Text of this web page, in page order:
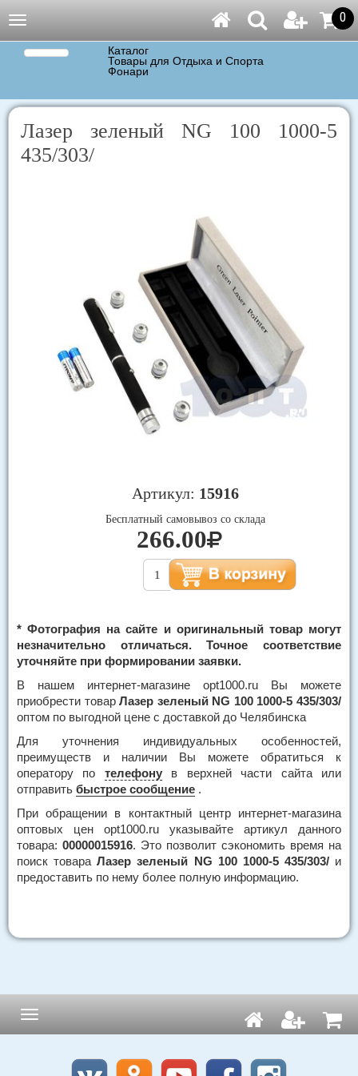
Навигация 0
Каталог
Товары для Отдыха и Спорта
Фонари
Лазер зеленый NG 100 1000-5
435/303/
Артикул: 15916
Бесплатный самовывоз со склада
266.00
* Фотография на сайте и оригинальный товар могут
незначительно отличаться. Точное соответствие
уточняйте при формировании заявки.
В нашем интернет-магазине opt1000.ru Вы можете
приобрести товарЛазер зеленый NG 100 1000-5 435/303/
оптом по выгодной цене с доставкой до Челябинска
Для уточнения индивидуальных особенностей,
преимуществ и наличии Вы можете обратиться к
оператору по телефонув верхней части сайта или
отправить быстрое сообщение .
При обращении в контактный центр интернет-магазина
оптовых цен opt1000.ru указывайте артикул данного
товара: 00000015916. Это позволит сэкономить время на
поиск товараЛазер зеленый NG 100 1000-5 435/303/и
предоставить по нему более полную информацию.
Навигация